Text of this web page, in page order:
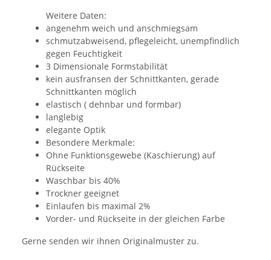
Weitere Daten:
angenehm weich und anschmiegsam
schmutzabweisend, pflegeleicht, unempfindlich
gegen Feuchtigkeit
3 Dimensionale Formstabilität
kein ausfransen der Schnittkanten, gerade
Schnittkanten möglich
elastisch ( dehnbar und formbar)
langlebig
elegante Optik
Besondere Merkmale:
Ohne Funktionsgewebe (Kaschierung) auf
Rückseite
Waschbar bis 40%
Trockner geeignet
Einlaufen bis maximal 2%
Vorder- und Rückseite in der gleichen Farbe
Gerne senden wir ihnen Originalmuster zu.